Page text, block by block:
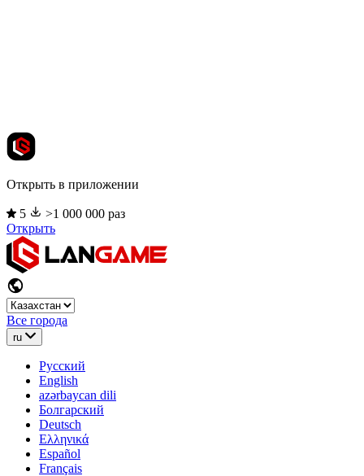
Открыть в приложении
5
>1 000 000 раз
Открыть
Все города
ru
Русский
English
azərbaycan dili
Болгарский
Deutsch
Ελληνικά
Español
Français